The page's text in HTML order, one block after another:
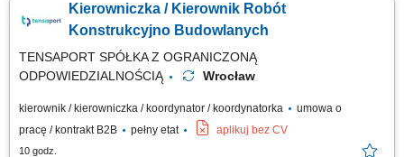
podwykonawców oraz pracowników etatowych; Przygotowywanie
harmonogramów materiałowych, wdrożeniowych i metodologii prac;
Kierowniczka / Kierownik Robót
Konstrukcyjno Budowlanych
TENSAPORT SPÓŁKA Z OGRANICZONĄ
ODPOWIEDZIALNOŚCIĄ
Wrocław
kierownik / kierowniczka / koordynator / koordynatorka
umowa o
pracę / kontrakt B2B
pełny etat aplikuj bez CV
10 godz.